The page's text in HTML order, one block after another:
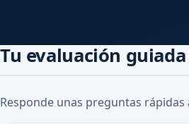
Tu evaluación
Responde unas preguntas